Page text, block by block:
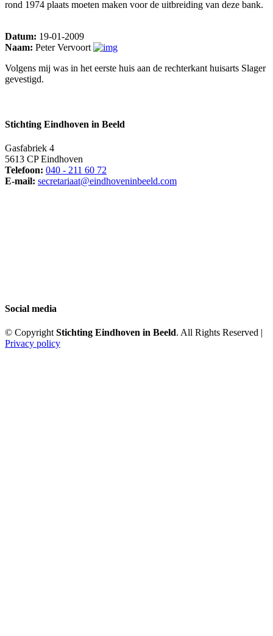
rond 1974 plaats moeten maken voor de uitbreiding van deze bank.
Datum: 19-01-2009
Naam: Peter Vervoort
Volgens mij was in het eerste huis aan de rechterkant huisarts Slager
gevestigd.
Stichting Eindhoven in Beeld
Gasfabriek 4
5613 CP Eindhoven
Telefoon: 040 - 211 60 72
E-mail: secretariaat@eindhoveninbeeld.com
Social media
© CopyrightStichting Eindhoven in Beeld. All Rights Reserved |
Privacy policy